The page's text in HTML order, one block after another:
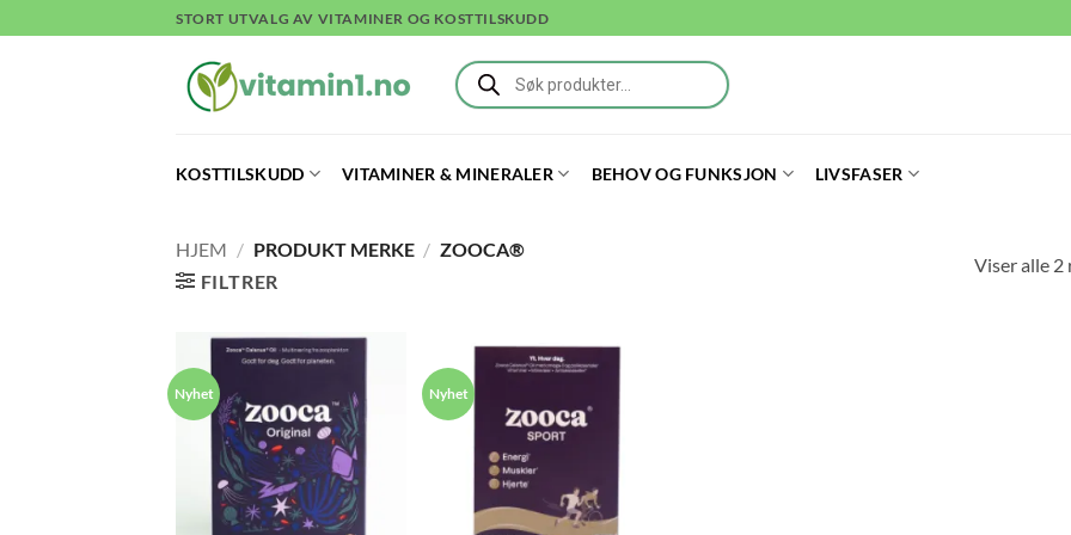
to
STORT UTVALG AV VITAMINER OG KOSTTILSKUDD
Products
search
KOSTTILSKUDD VITAMINER & MINERALER BEHOV OG FUNKSJON LIVSFASER
HJEM / PRODUKT MERKE / ZOOCA®
FILTRER
Viser alle